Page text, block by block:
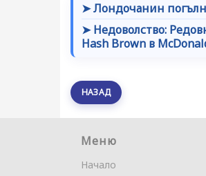
➤ Лондочанин
➤ Недоволство:
Hash Brown в
НАЗАД
Меню
Начало